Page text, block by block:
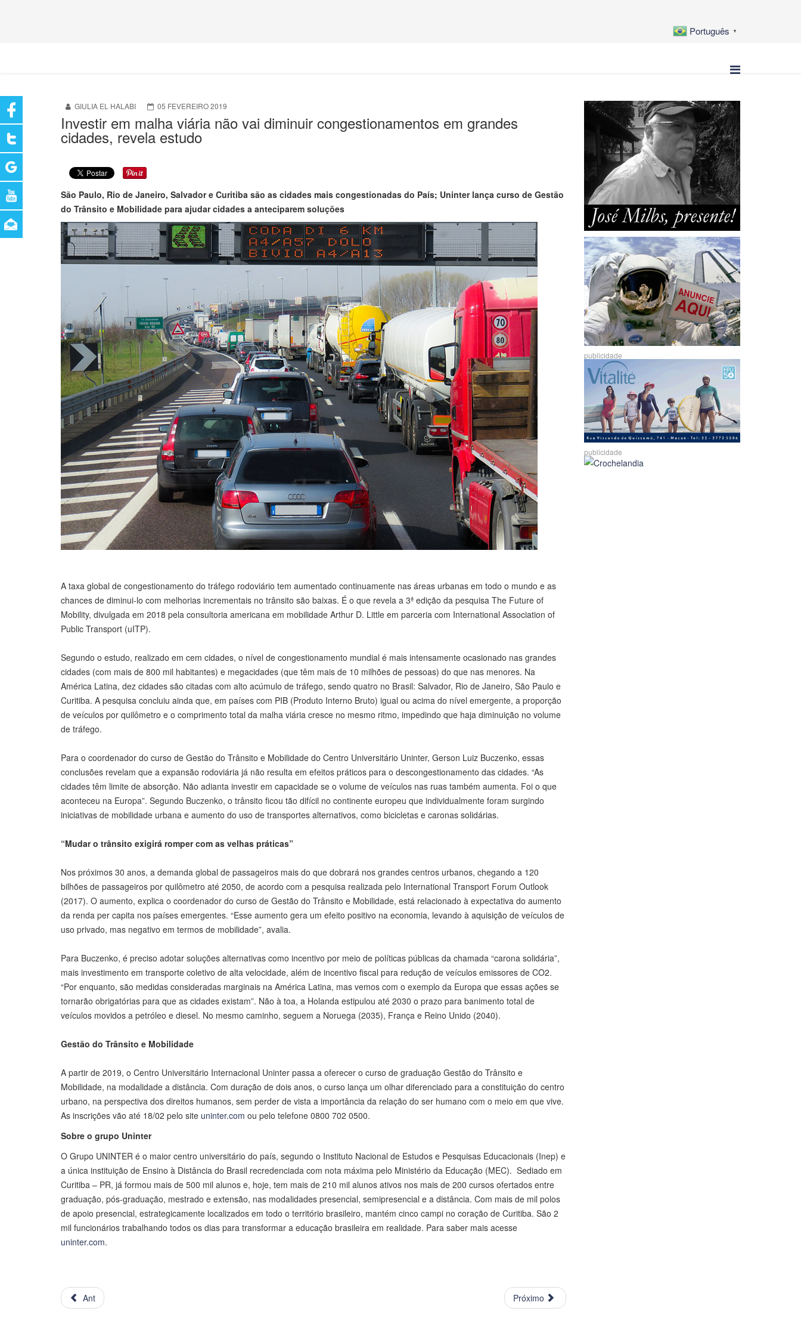
Português ▼
GIULIA EL HALABI 05 FEVEREIRO 2019
Investir em malha viária não vai diminuir congestionamentos em grandes
cidades, revela estudo
São Paulo, Rio de Janeiro, Salvador e Curitiba são as cidades mais congestionadas do País; Uninter lança curso de Gestão
do Trânsito e Mobilidade para ajudar cidades a anteciparem soluções
A taxa global de congestionamento do tráfego rodoviário tem aumentado continuamente nas áreas urbanas em todo o mundo e as
chances de diminui-lo com melhorias incrementais no trânsito são baixas. É o que revela a 3ª edição da pesquisa The Future of
Mobility, divulgada em 2018 pela consultoria americana em mobilidade Arthur D. Little em parceria com International Association of
Public Transport (uITP).
Segundo o estudo, realizado em cem cidades, o nível de congestionamento mundial é mais intensamente ocasionado nas grandes
cidades (com mais de 800 mil habitantes) e megacidades (que têm mais de 10 milhões de pessoas) do que nas menores. Na
América Latina, dez cidades são citadas com alto acúmulo de tráfego, sendo quatro no Brasil: Salvador, Rio de Janeiro, São Paulo e
Curitiba. A pesquisa concluiu ainda que, em países com PIB (Produto Interno Bruto) igual ou acima do nível emergente, a proporção
de veículos por quilômetro e o comprimento total da malha viária cresce no mesmo ritmo, impedindo que haja diminuição no volume
de tráfego.
Para o coordenador do curso de Gestão do Trânsito e Mobilidade do Centro Universitário Uninter, Gerson Luiz Buczenko, essas
conclusões revelam que a expansão rodoviária já não resulta em efeitos práticos para o descongestionamento das cidades. “As
cidades têm limite de absorção. Não adianta investir em capacidade se o volume de veículos nas ruas também aumenta. Foi o que
aconteceu na Europa”. Segundo Buczenko, o trânsito ficou tão difícil no continente europeu que individualmente foram surgindo
iniciativas de mobilidade urbana e aumento do uso de transportes alternativos, como bicicletas e caronas solidárias.
“Mudar o trânsito exigirá romper com as velhas práticas”
Nos próximos 30 anos, a demanda global de passageiros mais do que dobrará nos grandes centros urbanos, chegando a 120
bilhões de passageiros por quilômetro até 2050, de acordo com a pesquisa realizada pelo International Transport Forum Outlook
(2017). O aumento, explica o coordenador do curso de Gestão do Trânsito e Mobilidade, está relacionado à expectativa do aumento
da renda per capita nos países emergentes. “Esse aumento gera um efeito positivo na economia, levando à aquisição de veículos de
uso privado, mas negativo em termos de mobilidade”, avalia.
Para Buczenko, é preciso adotar soluções alternativas como incentivo por meio de políticas públicas da chamada “carona solidária”,
mais investimento em transporte coletivo de alta velocidade, além de incentivo fiscal para redução de veículos emissores de CO2.
“Por enquanto, são medidas consideradas marginais na América Latina, mas vemos com o exemplo da Europa que essas ações se
tornarão obrigatórias para que as cidades existam”. Não à toa, a Holanda estipulou até 2030 o prazo para banimento total de
veículos movidos a petróleo e diesel. No mesmo caminho, seguem a Noruega (2035), França e Reino Unido (2040).
Gestão do Trânsito e Mobilidade
A partir de 2019, o Centro Universitário Internacional Uninter passa a oferecer o curso de graduação Gestão do Trânsito e
Mobilidade, na modalidade a distância. Com duração de dois anos, o curso lança um olhar diferenciado para a constituição do centro
urbano, na perspectiva dos direitos humanos, sem perder de vista a importância da relação do ser humano com o meio em que vive.
As inscrições vão até 18/02 pelo site uninter.com ou pelo telefone 0800 702 0500.
Sobre o grupo Uninter
O Grupo UNINTER é o maior centro universitário do país, segundo o Instituto Nacional de Estudos e Pesquisas Educacionais (Inep) e
a única instituição de Ensino à Distância do Brasil recredenciada com nota máxima pelo Ministério da Educação (MEC). Sediado em
Curitiba – PR, já formou mais de 500 mil alunos e, hoje, tem mais de 210 mil alunos ativos nos mais de 200 cursos ofertados entre
graduação, pós-graduação, mestrado e extensão, nas modalidades presencial, semipresencial e a distância. Com mais de mil polos
de apoio presencial, estrategicamente localizados em todo o território brasileiro, mantém cinco campi no coração de Curitiba. São 2
mil funcionários trabalhando todos os dias para transformar a educação brasileira em realidade. Para saber mais acesse
uninter.com.
Ant Próximo
publicidade
publicidade